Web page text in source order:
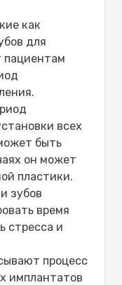
как
для
пациентам
всех
быть
он может
пластики.
зубов
время
стресса и
процесс
имплантатов